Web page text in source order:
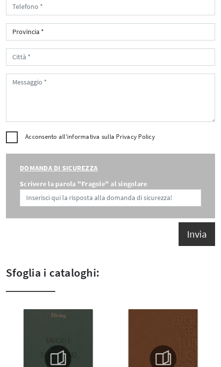
Acconsento all'informativa sulla Privacy Policy
DOMANDA DI SICUREZZA
Scrivere la parola "Fragole" al singolare
Invia
Sfoglia i cataloghi: